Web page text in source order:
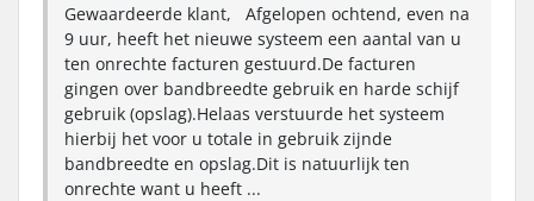
Gewaardeerde klant, Afgelopen ochtend, even na
9 uur, heeft het nieuwe systeem een aantal van u
ten onrechte facturen gestuurd.De facturen
gingen over bandbreedte gebruik en harde schijf
gebruik (opslag).Helaas verstuurde het systeem
hierbij het voor u totale in gebruik zijnde
bandbreedte en opslag.Dit is natuurlijk ten
onrechte want u heeft ...